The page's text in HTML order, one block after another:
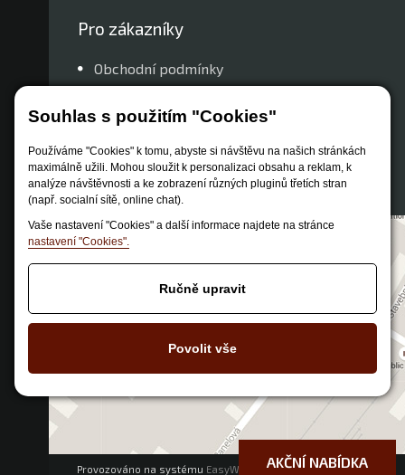
AKČNÍ NABÍDKA
Souhlas s použitím "Cookies"
Používáme "Cookies" k tomu, abyste si návštěvu na našich stránkách
maximálně užili. Mohou sloužit k personalizaci obsahu a reklam, k
analýze návštěvnosti a ke zobrazení různých pluginů třetích stran
(např. socialní sítě, online chat).
Vaše nastavení "Cookies" a další informace najdete na stránce
nastavení "Cookies".
Ručně upravit
Povolit vše
Pro zákazníky
Obchodní podmínky
Zastoupení značek
Reklamační řád
Nastavení soukromí
Provozováno na systému EasyWeb Tvorba eshopu© 2026 - CS